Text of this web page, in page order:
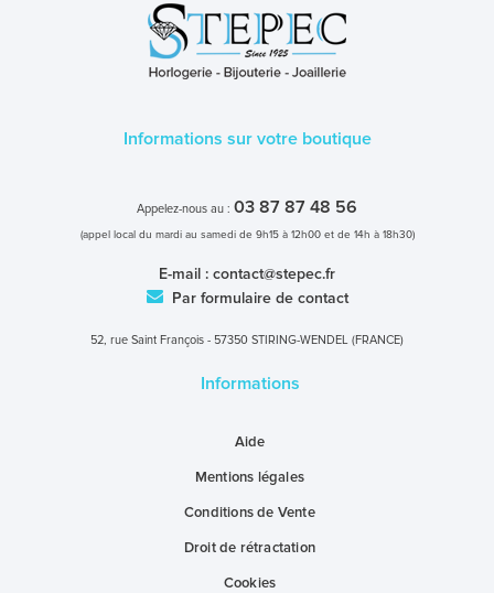
Informations sur votre boutique
Appelez-nous au : 03 87 87 48 56
(appel local du mardi au samedi de 9h15 à 12h00 et de 14h à 18h30)
E-mail : contact@stepec.fr
Par formulaire de contact
52, rue Saint François - 57350 STIRING-WENDEL (FRANCE)
Informations
Aide
Mentions légales
Conditions de Vente
Droit de rétractation
Cookies